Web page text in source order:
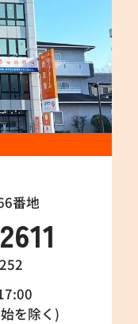
番地
を除く)